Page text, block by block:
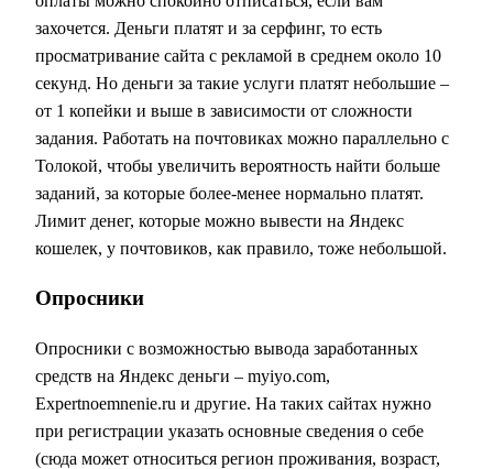
захочется. Деньги платят и за серфинг, то есть
просматривание сайта с рекламой в среднем около 10
секунд. Но деньги за такие услуги платят небольшие –
от 1 копейки и выше в зависимости от сложности
задания. Работать на почтовиках можно параллельно с
Толокой, чтобы увеличить вероятность найти больше
заданий, за которые более-менее нормально платят.
Лимит денег, которые можно вывести на Яндекс
кошелек, у почтовиков, как правило, тоже небольшой.
Опросники
Опросники с возможностью вывода заработанных
средств на Яндекс деньги – myiyo.com,
Expertnoemnenie.ru и другие. На таких сайтах нужно
при регистрации указать основные сведения о себе
(сюда может относиться регион проживания, возраст,